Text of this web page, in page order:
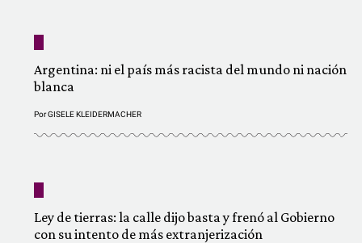
Argentina: ni el país más racista del mundo ni nación
blanca
PorGISELE KLEIDERMACHER
Ley de tierras: la calle dijo basta y frenó al Gobierno
con su intento de más extranjerización